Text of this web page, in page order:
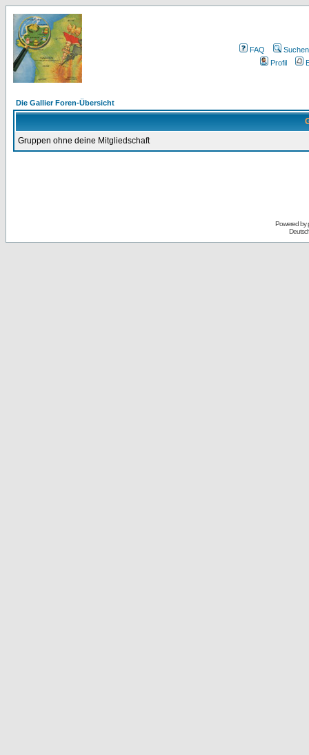
FAQ
Suchen
Profil
Die Gallier Foren-Übersicht
Gruppen ohne deine Mitgliedschaft
Powered by